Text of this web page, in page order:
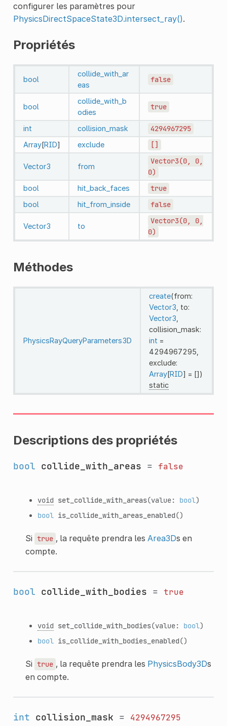
configurer les paramètres pour
PhysicsDirectSpaceState3D.intersect_ray().
Propriétés
bool
collide_with_ar
eas
false
bool
collide_with_b
odies
true
int collision_mask 4294967295
Array[RID] exclude []
Vector3 from
Vector3(0,
0,
0)
bool hit_back_faces true
bool hit_from_inside false
Vector3 to
Vector3(0,
0,
0)
Méthodes
PhysicsRayQueryParameters3D
create(from:
Vector3 , to:
Vector3
collision_mask:
int =
4294967295,
exclude:
Array[RID] = [])
static
Descriptions des propriétés
bool collide_with_areas = false
void set_collide_with_areas(value: bool)
bool is_collide_with_areas_enabled()
Si true , la requête prendra les Area3Ds en
compte.
bool collide_with_bodies = true
void set_collide_with_bodies(value: bool)
bool is_collide_with_bodies_enabled()
Si true , la requête prendra les PhysicsBody3Ds
en compte.
int collision_mask = 4294967295